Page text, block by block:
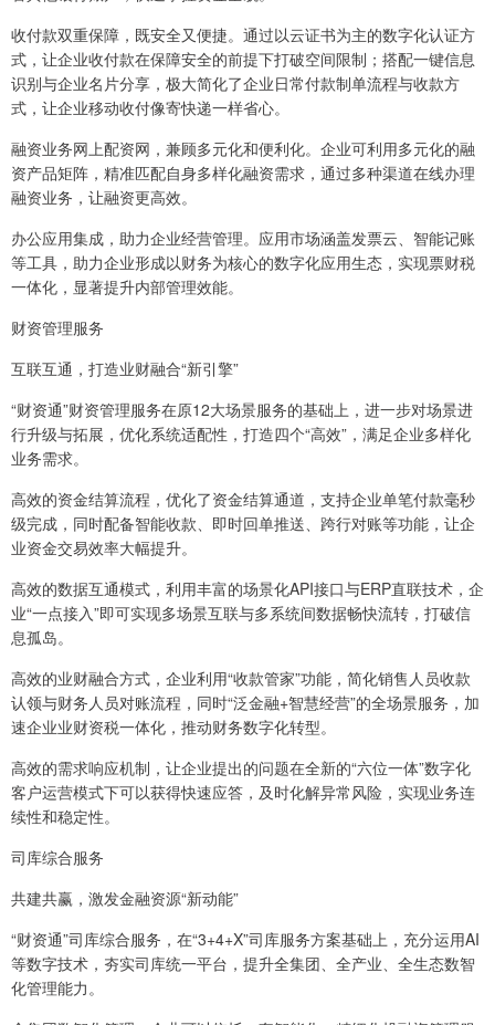
收付款双重保障，既安全又便捷。通过以云证书为主的数字化认证方
式，让企业收付款在保障安全的前提下打破空间限制；搭配一键信息
识别与企业名片分享，极大简化了企业日常付款制单流程与收款方
式，让企业移动收付像寄快递一样省心。
融资业务网上配资网，兼顾多元化和便利化。企业可利用多元化的融
资产品矩阵，精准匹配自身多样化融资需求，通过多种渠道在线办理
融资业务，让融资更高效。
办公应用集成，助力企业经营管理。应用市场涵盖发票云、智能记账
等工具，助力企业形成以财务为核心的数字化应用生态，实现票财税
一体化，显著提升内部管理效能。
财资管理服务
互联互通，打造业财融合“新引擎”
“财资通”财资管理服务在原12大场景服务的基础上，进一步对场景进
行升级与拓展，优化系统适配性，打造四个“高效”，满足企业多样化
业务需求。
高效的资金结算流程，优化了资金结算通道，支持企业单笔付款毫秒
级完成，同时配备智能收款、即时回单推送、跨行对账等功能，让企
业资金交易效率大幅提升。
高效的数据互通模式，利用丰富的场景化API接口与ERP直联技术，企
业“一点接入”即可实现多场景互联与多系统间数据畅快流转，打破信
息孤岛。
高效的业财融合方式，企业利用“收款管家”功能，简化销售人员收款
认领与财务人员对账流程，同时“泛金融+智慧经营”的全场景服务，加
速企业业财资税一体化，推动财务数字化转型。
高效的需求响应机制，让企业提出的问题在全新的“六位一体”数字化
客户运营模式下可以获得快速应答，及时化解异常风险，实现业务连
续性和稳定性。
司库综合服务
共建共赢，激发金融资源“新动能”
“财资通”司库综合服务，在“3+4+X”司库服务方案基础上，充分运用AI
等数字技术，夯实司库统一平台，提升全集团、全产业、全生态数智
化管理能力。